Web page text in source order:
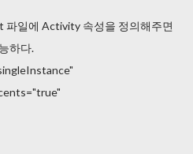
일에 Activity 속성을 정의해주면
하다.